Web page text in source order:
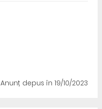
Anunț depusîn 19/10/2023